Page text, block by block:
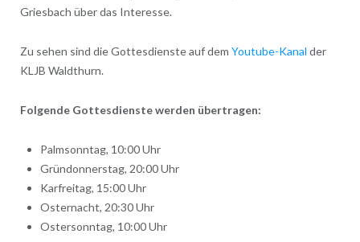
Griesbach über das Interesse.
Zu sehen sind die Gottesdienste auf dem Youtube-Kanal der
KLJB Waldthurn.
Folgende Gottesdienste werden übertragen:
Palmsonntag, 10:00 Uhr
Gründonnerstag, 20:00 Uhr
Karfreitag, 15:00 Uhr
Osternacht, 20:30 Uhr
Ostersonntag, 10:00 Uhr